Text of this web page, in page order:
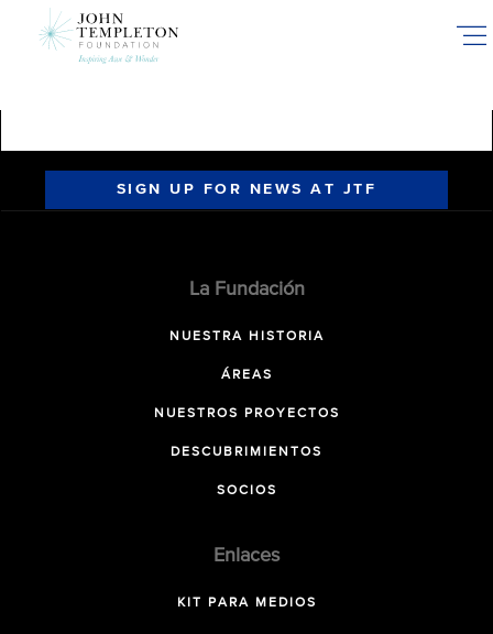
SIGN UP FOR NEWS AT JTF
La Fundación
NUESTRA HISTORIA
ÁREAS
NUESTROS PROYECTOS
DESCUBRIMIENTOS
SOCIOS
Enlaces
KIT PARA MEDIOS